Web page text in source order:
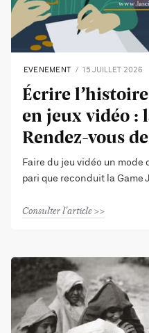
EVENEMENT 15 JUILLET 2026
Écrire
en jeux vidéo :
Rendez-vous
Faire du jeu vidéo un mode
pari que reconduit la Game
Consulter l'article